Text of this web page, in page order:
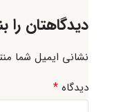
دیدگاهتان را
نشانی ایمیل شما
دیدگاه *